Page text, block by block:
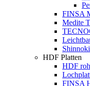
FINSA
Medite
HDF Platten
HDF roh
FINSA